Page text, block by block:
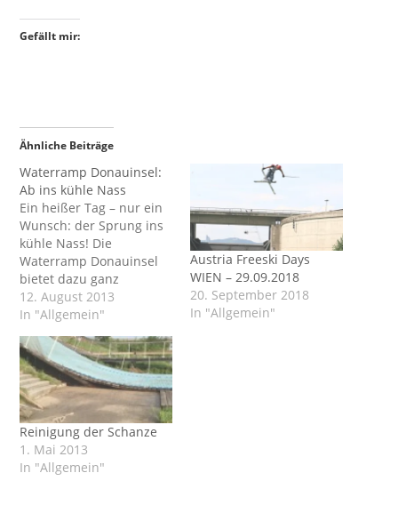
Gefällt mir:
Ähnliche Beiträge
Waterramp Donauinsel:
Ab ins kühle Nass
Ein heißer Tag – nur ein
Wunsch: der Sprung ins
kühle Nass! Die
Waterramp Donauinsel
bietet dazu ganz
besondere
Möglichkeiten. Da geht’s
richtig akrobatisch zur
Sache – ziemlich
beeindruckend. Super
Beitrag auf cityandlife.at
http://cityandlife.at/Wate
rramp-Donauinsel-Ab-
ins-kuehle-
Nass.15033.0.html
12. August 2013
In "Allgemein"
Austria Freeski Days
WIEN – 29.09.2018
20. September 2018
In "Allgemein"
Reinigung der Schanze
1. Mai 2013
In "Allgemein"